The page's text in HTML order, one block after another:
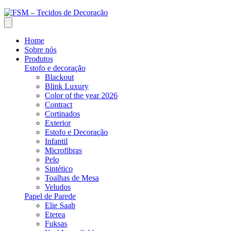
Home
Sobre nós
Produtos
Estofo e decoração
Blackout
Blink Luxury
Color of the year 2026
Contract
Cortinados
Exterior
Estofo e Decoração
Infantil
Microfibras
Pelo
Sintético
Toalhas de Mesa
Veludos
Papel de Parede
Elie Saab
Eterea
Fuksas